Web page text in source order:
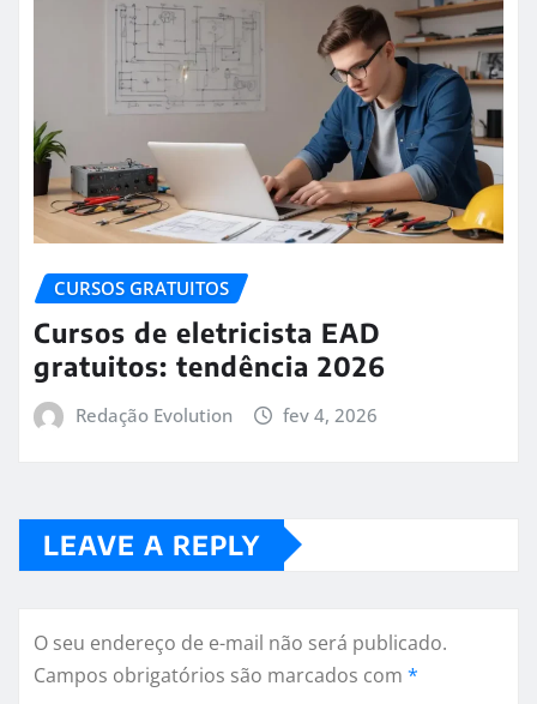
CURSOS GRATUITOS
Cursos de eletricista EAD
gratuitos: tendência 2026
Redação Evolution fev 4, 2026
LEAVE A REPLY
O seu endereço de e-mail não será publicado.
Campos obrigatórios são marcados com *